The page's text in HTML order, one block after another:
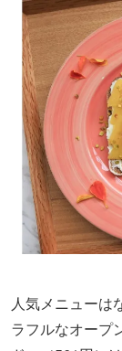
人気メニューは
ラフルなオープ